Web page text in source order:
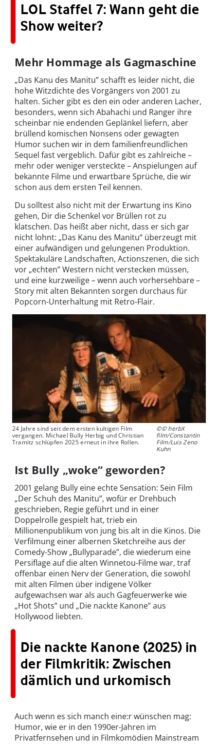
LOL Staffel 7: Wann geht die
Show weiter?
Mehr Hommage als Gagmaschine
„Das Kanu des Manitu” schafft es leider nicht, die
hohe Witzdichte des Vorgängers von 2001 zu
halten. Sicher gibt es den ein oder anderen Lacher,
besonders, wenn sich Abahachi und Ranger ihre
scheinbar nie endenden Geplänkel liefern, aber
brüllend komischen Nonsens oder gewagten
Humor suchen wir in dem familienfreundlichen
Sequel fast vergeblich. Dafür gibt es zahlreiche –
mehr oder weniger versteckte – Anspielungen auf
bekannte Filme und erwartbare Sprüche, die wir
schon aus dem ersten Teil kennen.
Du solltest also nicht mit der Erwartung ins Kino
gehen, Dir die Schenkel vor Brüllen rot zu
klatschen. Das heißt aber nicht, dass er sich gar
nicht lohnt: „Das Kanu des Manitu“ überzeugt mit
einer aufwändigen und gelungenen Produktion.
Spektakuläre Landschaften, Actionszenen, die sich
vor „echten” Western nicht verstecken müssen,
und eine kurzweilige – wenn auch vorhersehbare –
Story mit alten Bekannten sorgen durchaus für
Popcorn-Unterhaltung mit Retro-Flair.
24 Jahre sind seit dem ersten kultigen Film
vergangen. Michael Bully Herbig und Christian
Tramitz schlüpfen 2025 erneut in ihre Rollen.
©© herbX
film/Constantin
Film/Luis Zeno
Kuhn
Ist Bully „woke“ geworden?
2001 gelang Bully eine echte Sensation: Sein Film
„Der Schuh des Manitu”, wofür er Drehbuch
geschrieben, Regie geführt und in einer
Doppelrolle gespielt hat, trieb ein
Millionenpublikum von jung bis alt in die Kinos. Die
Verfilmung einer albernen Sketchreihe aus der
Comedy-Show „Bullyparade”, die wiederum eine
Persiflage auf die alten Winnetou-Filme war, traf
offenbar einen Nerv der Generation, die sowohl
mit alten Filmen über indigene Völker
aufgewachsen war als auch Gagfeuerwerke wie
„Hot Shots” und „Die nackte Kanone” aus
Hollywood liebten.
Die nackte Kanone (2025) in
der Filmkritik: Zwischen
dämlich und urkomisch
Auch wenn es sich manch eine:r wünschen mag:
Humor, wie er in den 1990er-Jahren im
Privatfernsehen und in Filmkomödien Mainstream